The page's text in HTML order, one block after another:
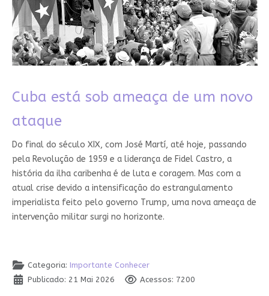
Cuba está sob ameaça de um novo
ataque
Do final do século XIX, com José Martí, até hoje, passando
pela Revolução de 1959 e a liderança de Fidel Castro, a
história da ilha caribenha é de luta e coragem. Mas com a
atual crise devido a intensificação do estrangulamento
imperialista feito pelo governo Trump, uma nova ameaça de
intervenção militar surgi no horizonte.
Categoria: Importante Conhecer
Publicado: 21 Mai 2026
Acessos: 7200